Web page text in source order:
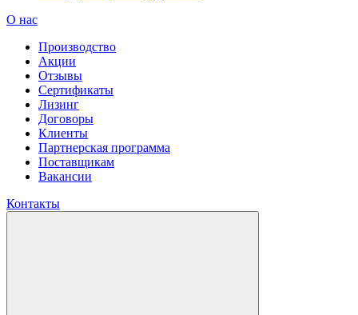
О нас
Производство
Акции
Отзывы
Сертификаты
Лизинг
Договоры
Клиенты
Партнерская программа
Поставщикам
Вакансии
Контакты